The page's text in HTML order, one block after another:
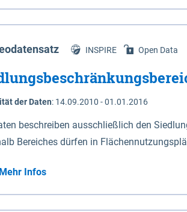
Niedersachsen (vgl. Abb. 4-1) entlang
472,5 bei Schnackenburg bis
Dannenberg und Lüneburg.
INSPIRE Open Data
der Daten: 14.09.2010 - 01.01.2016
beschreiben ausschließlich den
Bereiches dürfen in
Mehr Infos